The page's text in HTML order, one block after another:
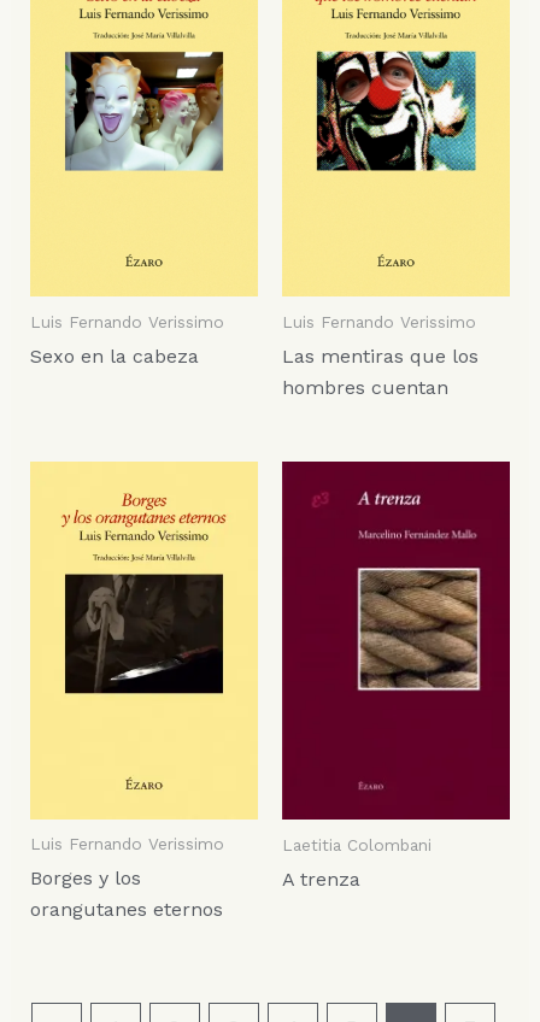
Luis Fernando Verissimo
Sexo en la cabeza
Luis Fernando Verissimo
Las mentiras que los
hombres cuentan
Luis Fernando Verissimo
Borges y los
orangutanes eternos
Laetitia Colombani
A trenza